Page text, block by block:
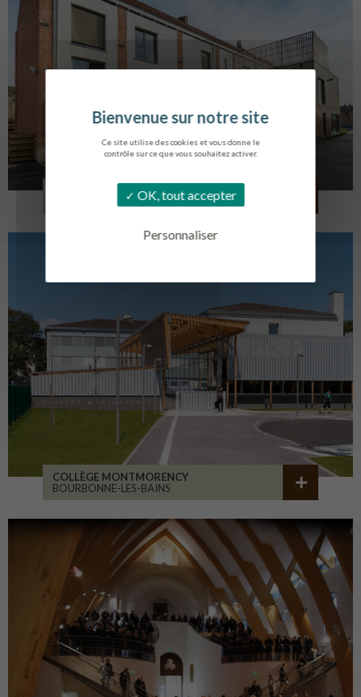
Ce site utilise des cookies et vous donne le
contrôle sur ce que vous souhaitez activer.
OK, tout accepter
Personnaliser
LOG. JEUNES TRAVAILLEURS
COLLÈGE MONTMORENCY
BOURBONNE-LES-BAINS